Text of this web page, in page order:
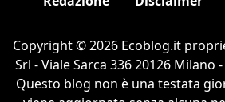
Copyright © 2026 Ecoblog.it
Srl - Viale Sarca 336 20126 Milano
Questo blog non è una testata